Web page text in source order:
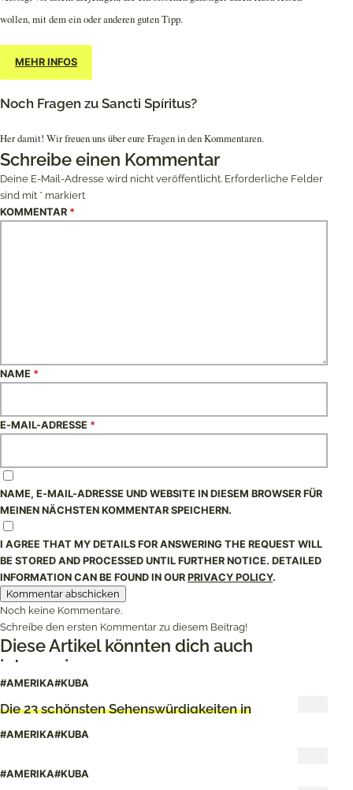
wollen, mit dem ein oder anderen guten Tipp.
MEHR INFOS
Noch Fragen zu Sancti Spíritus?
Her damit! Wir freuen uns über eure Fragen in den Kommentaren.
Schreibe einen Kommentar
Deine E-Mail-Adresse wird nicht veröffentlicht. Erforderliche Felder
sind mit * markiert
KOMMENTAR *
NAME *
E-MAIL-ADRESSE *
NAME, E-MAIL-ADRESSE UND WEBSITE IN DIESEM BROWSER FÜR
MEINEN NÄCHSTEN KOMMENTAR SPEICHERN.
I AGREE THAT MY DETAILS FOR ANSWERING THE REQUEST WILL
BE STORED AND PROCESSED UNTIL FURTHER NOTICE. DETAILED
INFORMATION CAN BE FOUND IN OUR PRIVACY POLICY.
Noch keine Kommentare.
Schreibe den ersten Kommentar zu diesem Beitrag!
Diese Artikel könnten dich auch
interessieren
#AMERIKA#KUBA
Die 23 schönsten Sehenswürdigkeiten in
Havanna
#AMERIKA#KUBA
#AMERIKA#KUBA